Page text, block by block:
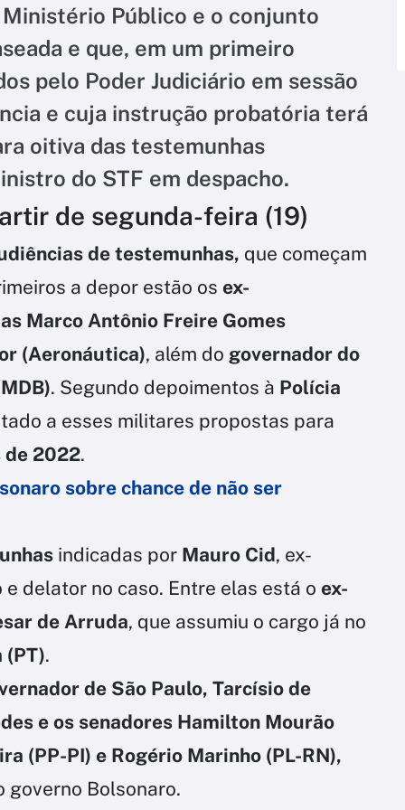
Público e o conjunto
e que, em um primeiro
pelo Poder Judiciário em sessão
e cuja instrução probatória terá
oitiva das testemunhas
do STF em despacho.
de segunda-feira (19)
de testemunhas, que começam
a depor estão os ex-
Marco Antônio Freire Gomes
(Aeronáutica), além do governador do
. Segundo depoimentos à Polícia
a esses militares propostas para
de 2022.
sobre chance de não ser
indicadas por Mauro Cid, ex-
delator no caso. Entre elas está o ex-
de Arruda, que assumiu o cargo já no
(PT).
de São Paulo, Tarcísio de
e os senadores Hamilton Mourão
(PP-PI) e Rogério Marinho (PL-RN),
Bolsonaro.